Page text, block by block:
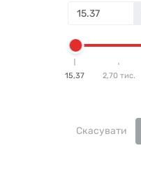
15,37 2,70 тис.
Скасувати